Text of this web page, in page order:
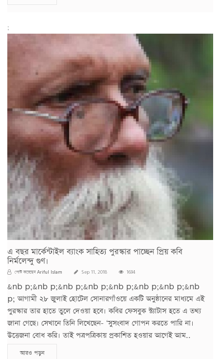
;
এ বছর মার্কেন্টাইল ব্যাংক সাহিত্য পুরস্কার পাচ্ছেন প্রিয় কবি
নির্মলেন্দু গুণ।
পোস্ট করেছেনAriful Islam Sep 11, 2018 1694
&nb p;&nb p;&nb p;&nb p;&nb p;&nb p;&nb p;&nb
p; আগামী ২৮ জুলাই হোটেল সোনারগাঁওয়ে একটি অনুষ্ঠানের মাধ্যমে এই
পুরস্কার তার হাতে তুলে দেওয়া হবে। কবির ফেসবুক স্ট্যাটাস হতে এ তথ্য
জানা গেছে। সেখানে তিনি লিখেছেন- ‘সুসংবাদ গোপন করতে পারি না।
উত্তেজনা বোধ করি। তাই পত্রপত্রিকায় প্রকাশিত হওয়ার আগেই আম..
আরও পড়ুন